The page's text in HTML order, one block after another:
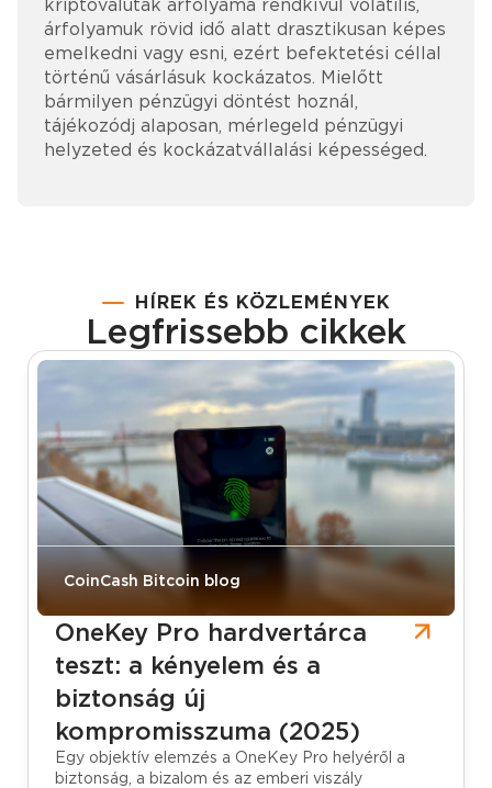
kriptovaluták árfolyama rendkívül volatilis,
árfolyamuk rövid idő alatt drasztikusan képes
emelkedni vagy esni, ezért befektetési céllal
történű vásárlásuk kockázatos. Mielőtt
bármilyen pénzügyi döntést hoznál,
tájékozódj alaposan, mérlegeld pénzügyi
helyzeted és kockázatvállalási képességed.
HÍREK ÉS KÖZLEMÉNYEK
Legfrissebb cikkek
CoinCash Bitcoin blog
OneKey Pro hardvertárca
teszt: a kényelem és a
biztonság új
kompromisszuma (2025)
Egy objektív elemzés a OneKey Pro helyéről a
biztonság, a bizalom és az emberi viszály